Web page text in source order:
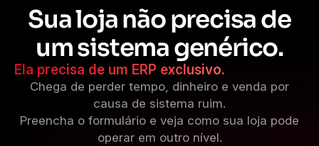
Sua loja não precisa de
um sistema genérico.
Ela precisa de um ERP exclusivo.
Chega de perder tempo, dinheiro e venda por
causa de sistema ruim.
Preencha o formulário e veja como sua loja pode
operar em outro nível.